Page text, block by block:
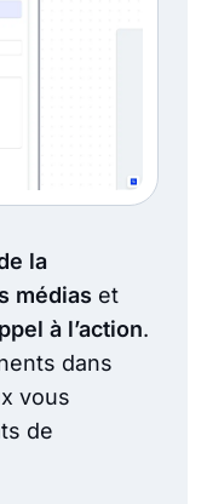
la
médias et
à l’action.
dans
vous
de